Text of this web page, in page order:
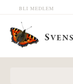
Hoppa till huvudinnehåll
BLI MEDLEM